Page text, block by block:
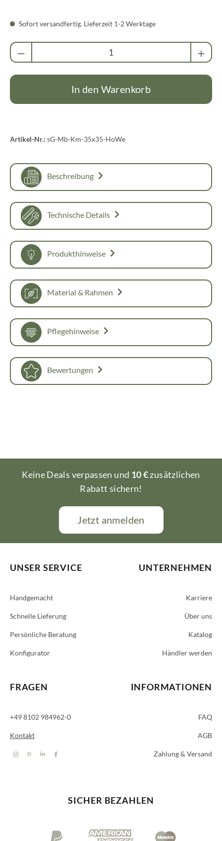
Sofort versandfertig. Lieferzeit 1-2 Werktage
Produkt Anzahl: Gib den gewünschten Wert
In den Warenkorb
Artikel-Nr.: sG-Mb-Km-35x35-HoWe
Beschreibung
Technische Details
Produkthinweise
Material & Rahmen
Pflegehinweise
Bewertungen
Keine Deals verpassen und 10 €zusätzlichen
Rabatt sichern!
Jetzt anmelden
UNSER SERVICE
Handgemacht
Schnelle Lieferung
Persönliche Beratung
Konfigurator
FRAGEN
+49 8102 984962-0
Kontakt
UNTERNEHMEN
Karriere
Über uns
Katalog
Händler werden
INFORMATIONEN
FAQ
AGB
Zahlung & Versand
SICHER BEZAHLEN